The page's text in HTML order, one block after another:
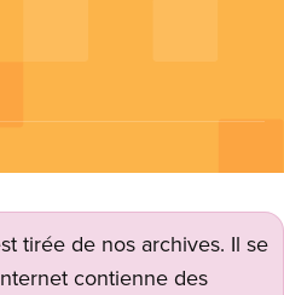
tirée de nos archives. Il se
contienne des